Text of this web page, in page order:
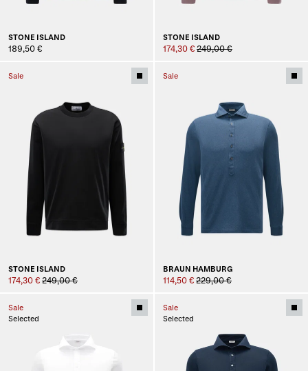
STONE ISLAND
189,50 €
STONE ISLAND
174,30 € 249,00 €
Sale
STONE ISLAND
174,30 € 249,00 €
Sale
BRAUN HAMBURG
114,50 € 229,00 €
Sale
Selected
Sale
Selected